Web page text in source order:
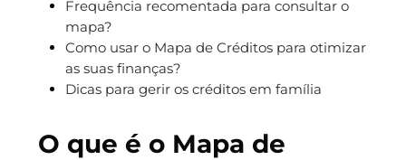
Frequência recomentada para consultar o
mapa?
Como usar o Mapa de Créditos para otimizar
as suas finanças?
Dicas para gerir os créditos em família
O que é o Mapa de